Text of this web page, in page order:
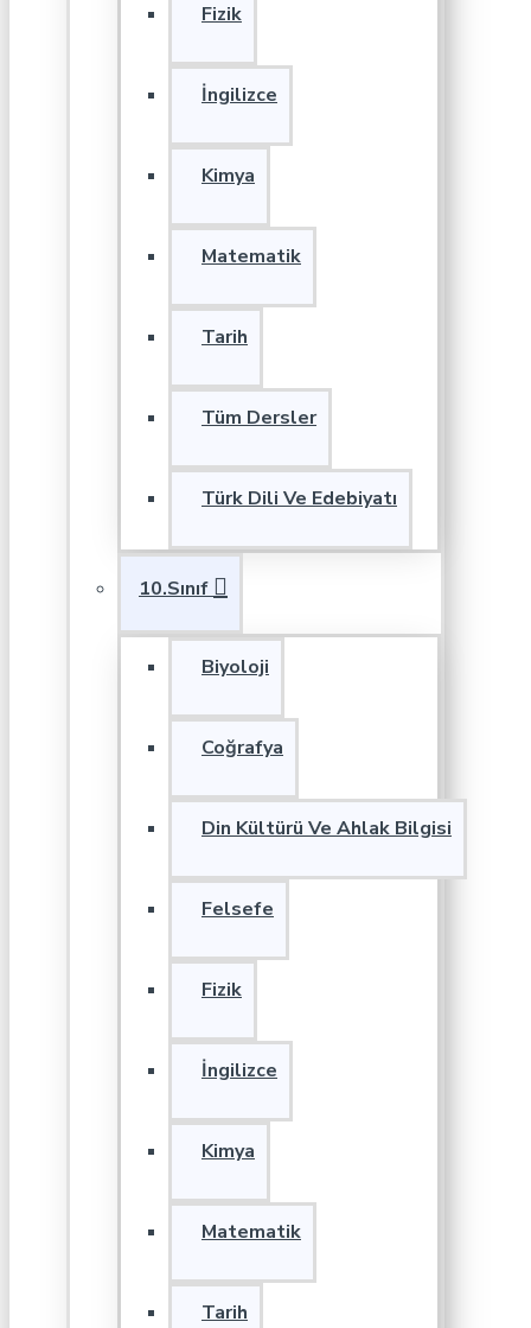
Fizik
İngilizce
Kimya
Matematik
Tarih
Tüm Dersler
Türk Dili Ve Edebiyatı
10.Sınıf
Biyoloji
Coğrafya
Din Kültürü Ve Ahlak Bilgisi
Felsefe
Fizik
İngilizce
Kimya
Matematik
Tarih